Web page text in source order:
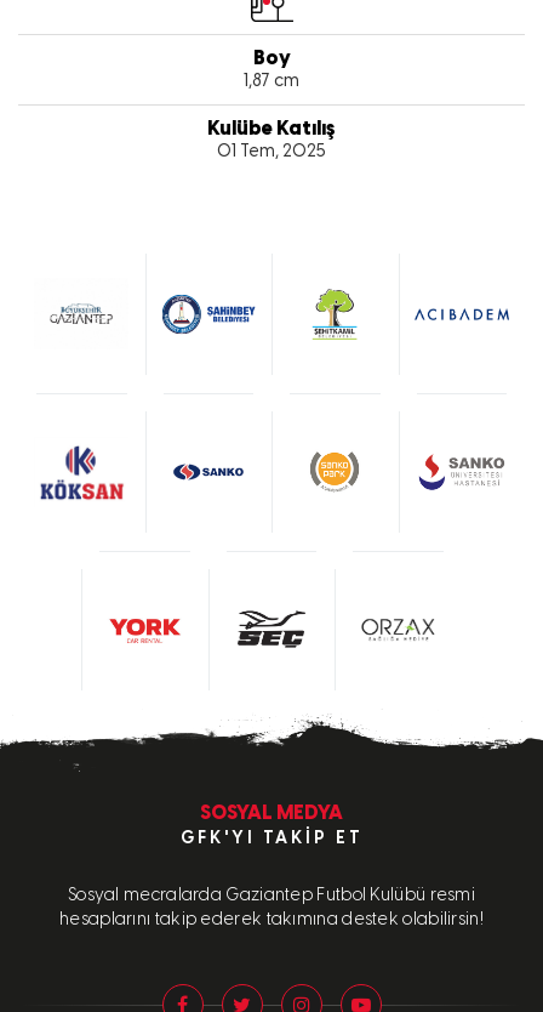
Boy
1,87 cm
Kulübe Katılış
01 Tem, 2025
SOSYAL MEDYA
GFK'YI TAKIP ET
Sosyal mecralarda Gaziantep Futbol Kulübü resmi
hesaplarını takip ederek takımına destek olabilirsin!